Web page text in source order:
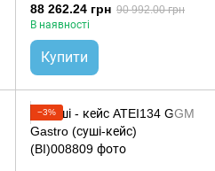
88 262.24 грн 90 992.00 грн
В наявності
Купити
−3%